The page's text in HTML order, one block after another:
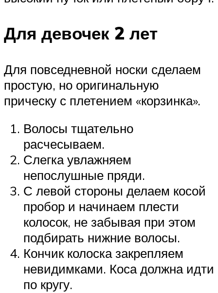
Для девочек 2 лет
Для повседневной носки сделаем
простую, но оригинальную
прическу с плетением «корзинка».
Волосы тщательно
расчесываем.
Слегка увлажняем
непослушные пряди.
С левой стороны делаем косой
пробор и начинаем плести
колосок, не забывая при этом
подбирать нижние волосы.
Кончик колоска закрепляем
невидимками. Коса должна идти
по кругу.